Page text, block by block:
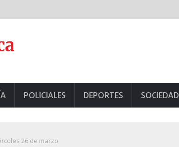
POLICIALES DEPORTES SOCIEDAD
26 de marzo